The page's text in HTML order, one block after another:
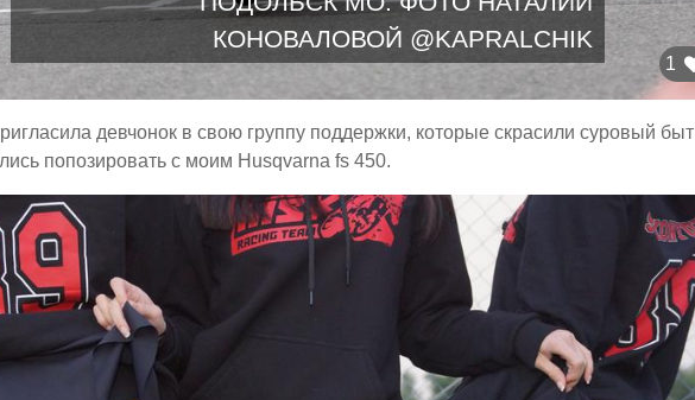
КОНОВАЛОВОЙ @KAPRALCHIK
1
девчонок в свою группу поддержки, которые скрасили суровый быт
попозировать с моим Husqvarna fs 450.